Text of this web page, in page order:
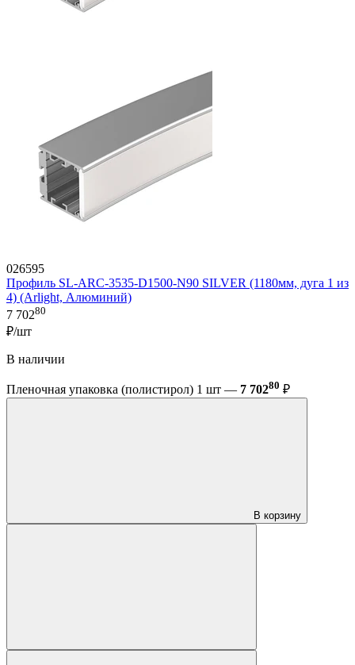
026595
Профиль SL-ARC-3535-D1500-N90 SILVER (1180мм, дуга 1 из
4) (Arlight, Алюминий)
7 70280
₽/шт
В наличии
Пленочная упаковка (полистирол) 1 шт — 7 70280 ₽
В корзину